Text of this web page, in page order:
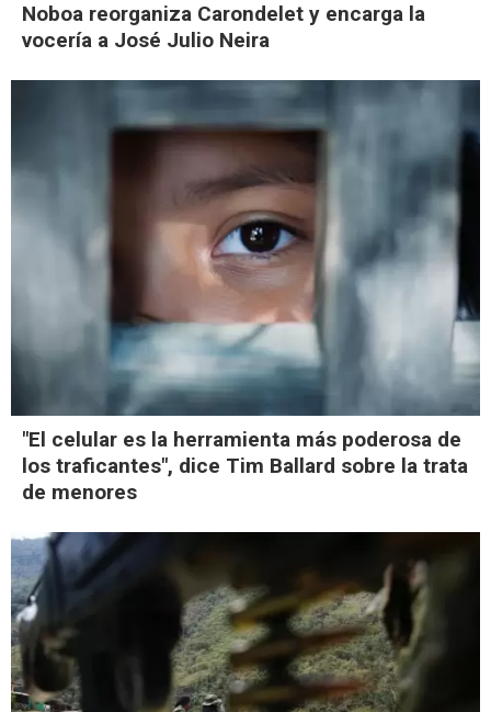
Noboa reorganiza Carondelet y encarga la
vocería a José Julio Neira
"El celular es la herramienta más poderosa de
los traficantes", dice Tim Ballard sobre la trata
de menores